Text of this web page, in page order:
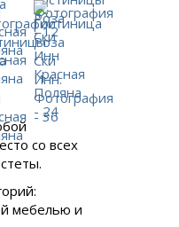
со всех
мебелью и